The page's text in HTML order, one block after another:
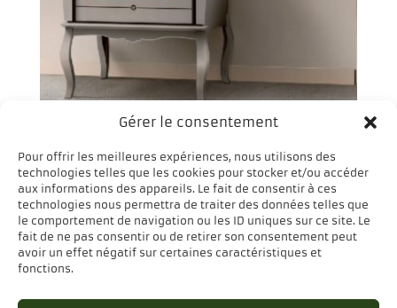
Gérer le consentement
Pour offrir les meilleures expériences, nous utilisons des
technologies telles que les cookies pour stocker et/ou accéder
aux informations des appareils. Le fait de consentir à ces
technologies nous permettra de traiter des données telles que
le comportement de navigation ou les ID uniques sur ce site. Le
fait de ne pas consentir ou de retirer son consentement peut
avoir un effet négatif sur certaines caractéristiques et
fonctions.
Poêle à granulés (pellets)
SETTECENTO 9,7 kW –
THERMOROSSI